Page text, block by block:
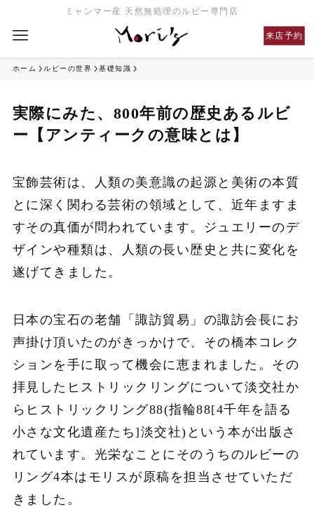
ミャンマー産 天然無処理のルビー専門店
来店予約
ホーム ルビーの世界 基礎知識
実際にみた、800年前の歴史あるルビ
ー【アンティークの意味とは】
宝飾芸術は、人類の美意識の起源と美術の本質
とに深く関わる芸術の領域として、近年ますま
すその真価が問われています。
ジュエリーのデ
ザインや種類は、人類の長い歴史と共に変化を
遂げてきました。
日本の宝石の老舗「諏訪貿易」の諏訪会長にお
声掛け頂いたのがきっかけで、その橋本コレク
ションを手に取って機会に恵まれました。その
拝見したヒストリックリングについて淡交社か
らヒストリックリング88(指輪88[4千年を語る
小さな文化遺産たち]淡交社)という本が出版さ
れています。光栄なことにそのうちのルビーの
リング4本はモリスが原稿を担当させていただ
きました。